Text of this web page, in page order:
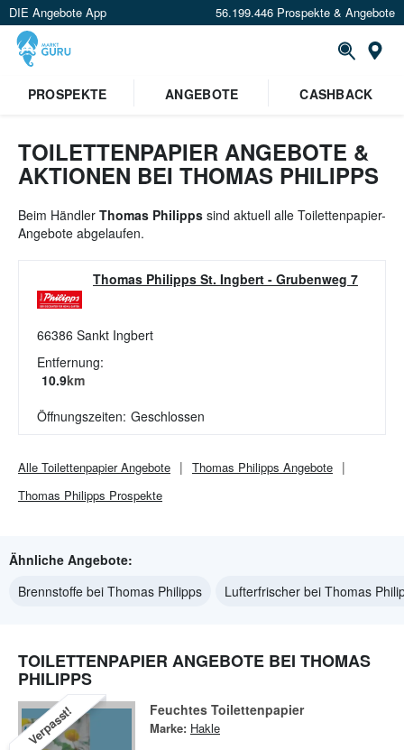
DIE Angebote App 56.199.446 Prospekte & Angebote
Standort festlegen
PROSPEKTE ANGEBOTE CASHBACK
TOILETTENPAPIER ANGEBOTE &
AKTIONEN BEI THOMAS PHILIPPS
Beim Händler Thomas Philipps sind aktuell alle Toilettenpapier-
Angebote abgelaufen.
Thomas Philipps St. Ingbert - Grubenweg 7
66386 Sankt Ingbert
Entfernung:
10.9km
Öffnungszeiten: Geschlossen
Alle ToilettenpapierAngebote Thomas Philipps Angebote
Thomas Philipps Prospekte
Ähnliche Angebote:
Brennstoffe bei Thomas Philipps
Lufterfrischer bei Thomas
TOILETTENPAPIER ANGEBOTE BEI THOMAS
PHILIPPS
Verpasst! Feuchtes Toilettenpapier
Marke: Hakle